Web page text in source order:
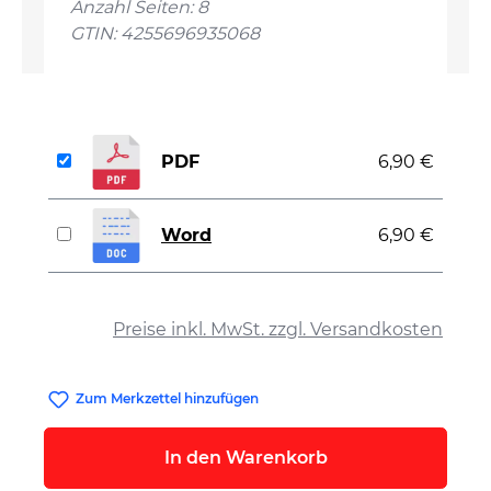
Anzahl Seiten: 8
GTIN: 4255696935068
Preise inkl. MwSt. zzgl. Versandkosten
PDF 6,90 €
Word 6,90 €
Zum Merkzettel hinzufügen
In den Warenkorb